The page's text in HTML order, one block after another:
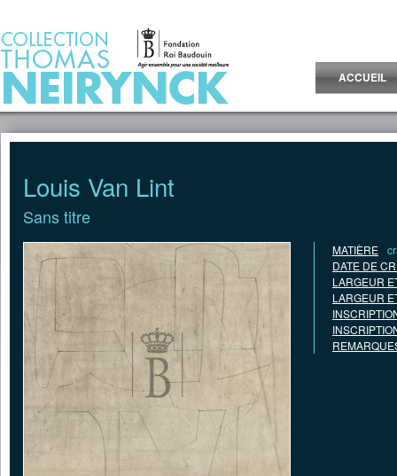
ACCUEIL
Louis Van Lint
Sans titre
MATIÈRE
DATE DE
LARGEUR
LARGEUR